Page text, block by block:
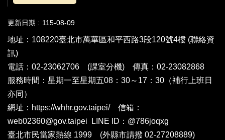
更新日期 115-08-09
地址：108220臺北市萬華區和平西路3段120號4樓 (聯絡資
訊)
電話：02-23062706 (課室分機) 傳真：02-23082868
服務時間：星期一至星期五08：30～17：30（補行上班日
亦同）
網址：https://whhr.gov.taipei/ 信箱：
web02360@gov.taipei LINE ID：@786joqxg
臺北市民當家熱線 1999 (外縣市請撥 02-27208889)